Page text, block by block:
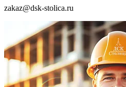
zakaz@dsk-stolica.ru